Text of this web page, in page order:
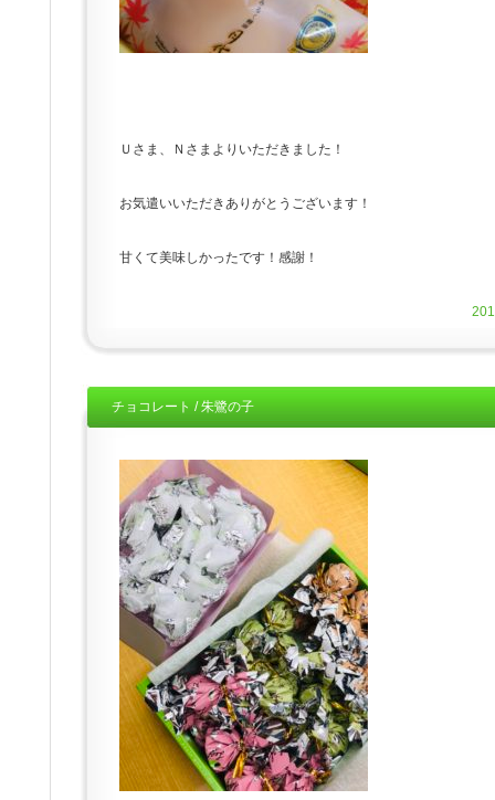
Ｕさま、Ｎさまよりいただきました！
お気遣いいただきありがとうございます！
甘くて美味しかったです！感謝！
チョコレート / 朱鷺の子